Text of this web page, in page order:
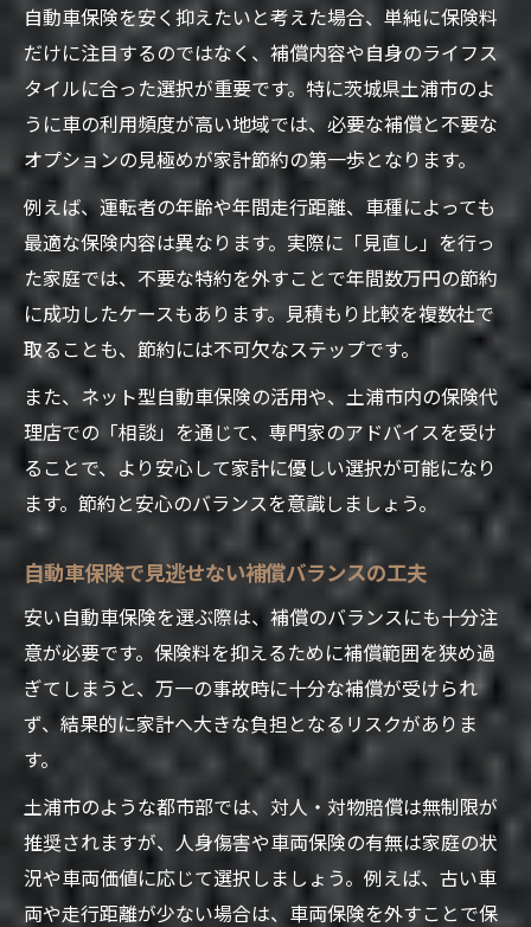
自動車保険を安く抑えたいと考えた場合、単純に保険料
だけに注目するのではなく、補償内容や自身のライフス
タイルに合った選択が重要です。特に茨城県土浦市のよ
うに車の利用頻度が高い地域では、必要な補償と不要な
オプションの見極めが家計節約の第一歩となります。
例えば、運転者の年齢や年間走行距離、車種によっても
最適な保険内容は異なります。実際に「見直し」を行っ
た家庭では、不要な特約を外すことで年間数万円の節約
に成功したケースもあります。見積もり比較を複数社で
取ることも、節約には不可欠なステップです。
また、ネット型自動車保険の活用や、土浦市内の保険代
理店での「相談」を通じて、専門家のアドバイスを受け
ることで、より安心して家計に優しい選択が可能になり
ます。節約と安心のバランスを意識しましょう。
自動車保険で見逃せない補償バランスの工夫
安い自動車保険を選ぶ際は、補償のバランスにも十分注
意が必要です。保険料を抑えるために補償範囲を狭め過
ぎてしまうと、万一の事故時に十分な補償が受けられ
ず、結果的に家計へ大きな負担となるリスクがありま
す。
土浦市のような都市部では、対人・対物賠償は無制限が
推奨されますが、人身傷害や車両保険の有無は家庭の状
況や車両価値に応じて選択しましょう。例えば、古い車
両や走行距離が少ない場合は、車両保険を外すことで保